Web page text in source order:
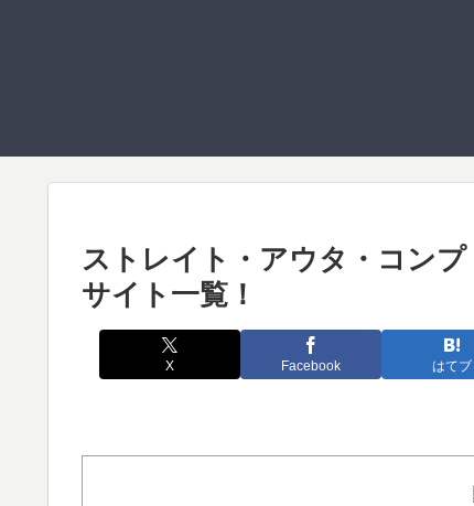
ストレイト・アウタ・コン
サイト一覧！
X Facebook はてブ